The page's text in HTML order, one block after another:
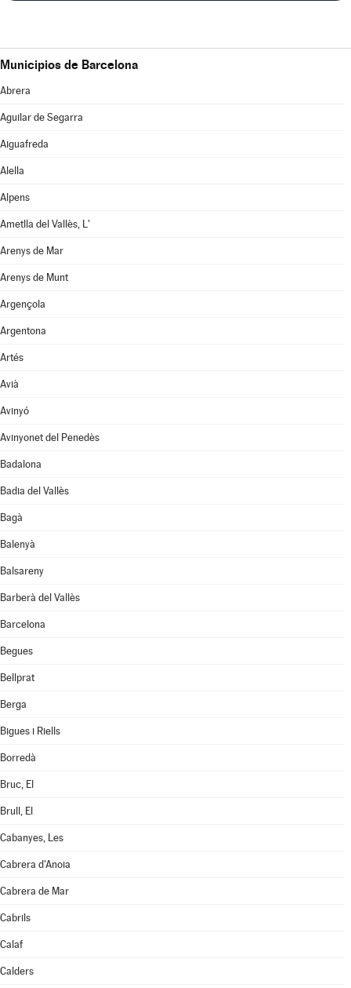
Municipios de Barcelona
Abrera
Aguilar de Segarra
Aiguafreda
Alella
Alpens
Ametlla del Vallès, L'
Arenys de Mar
Arenys de Munt
Argençola
Argentona
Artés
Avià
Avinyó
Avinyonet del Penedès
Badalona
Badia del Vallès
Bagà
Balenyà
Balsareny
Barberà del Vallès
Barcelona
Begues
Bellprat
Berga
Bigues i Riells
Borredà
Bruc, El
Brull, El
Cabanyes, Les
Cabrera d'Anoia
Cabrera de Mar
Cabrils
Calaf
Calders